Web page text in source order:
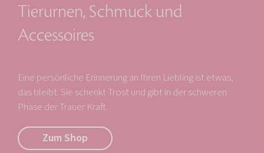
Tierurnen, Schmuck und
Accessoires
Eine persönliche Erinnerung an Ihren Liebling ist etwas,
das bleibt. Sie schenkt Trost und gibt in der schweren
Phase der Trauer Kraft.
Zum Shop